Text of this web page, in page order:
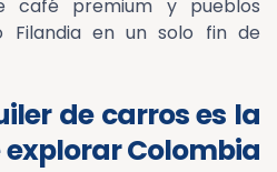
café premium y pueblos
Filandia en un solo fin de
de carros es la
Colombia